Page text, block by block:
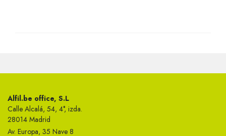
Alfil.be office, S.L
Calle Alcalá, 54, 4°, izda.
28014 Madrid
Av. Europa, 35 Nave 8